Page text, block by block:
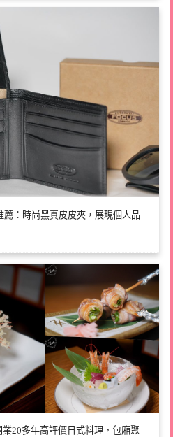
薦：時尚黑真皮皮夾，展現個人品
20多年高評價日式料理，包廂聚